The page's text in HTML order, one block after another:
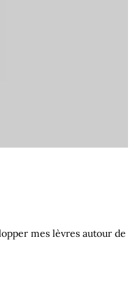
mes lèvres autour de